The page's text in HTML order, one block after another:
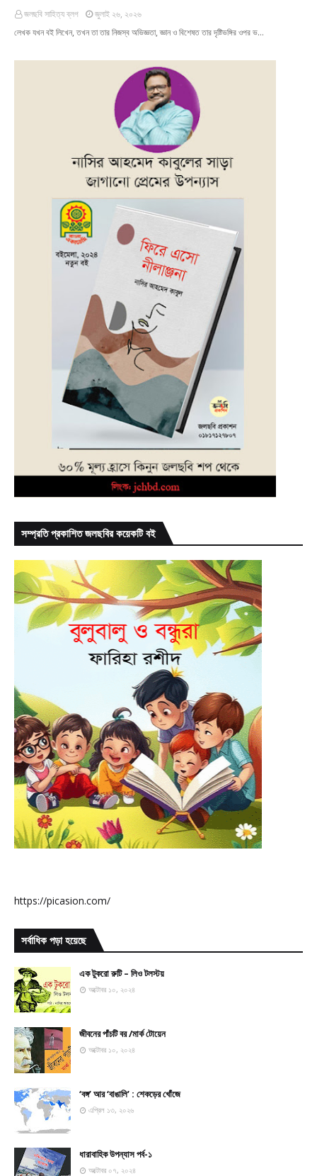
জলছবি সাহিত্য ব্লগ
জুলাই ২৬, ২০২৬
লেখক যখন বই লিখেন, তখন তা তার নিজস্ব অভিজ্ঞতা, জ্ঞান ও বিশেষত তার দৃষ্টিভঙ্গির ওপর ভ…
সম্প্রতি প্রকাশিত জলছবির কয়েকটি বই
https://picasion.com/
সর্বাধিক পড়া হয়েছে
এক টুকরো রুটি – লিও টলস্টয়
অক্টোবর ১০, ২০২৪
জীবনের পাঁচটি বর /মার্ক টোয়েন
অক্টোবর ১০, ২০২৪
‘বঙ্গ’ আর ‘বাঙালি’ : শেকড়ের খোঁজে
এপ্রিল ১৩, ২০২৬
ধারাবাহিক উপন্যাস পর্ব-১
অক্টোবর ০৭, ২০২৪